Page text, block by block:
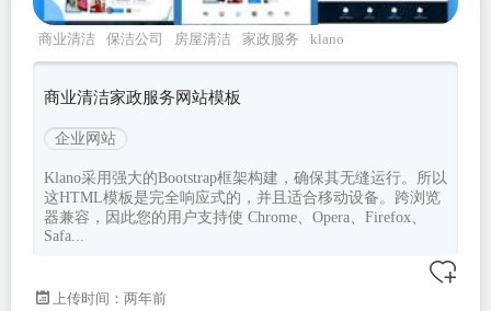
商业清洁 保洁公司 房屋清洁 家政服务 klano
商业清洁家政服务网站模板
企业网站
Klano采用强大的Bootstrap框架构建，确保其无缝运行。所以
这HTML模板是完全响应式的，并且适合移动设备。跨浏览
器兼容，因此您的用户支持使 Chrome、Opera、Firefox、
Safa...
上传时间：两年前